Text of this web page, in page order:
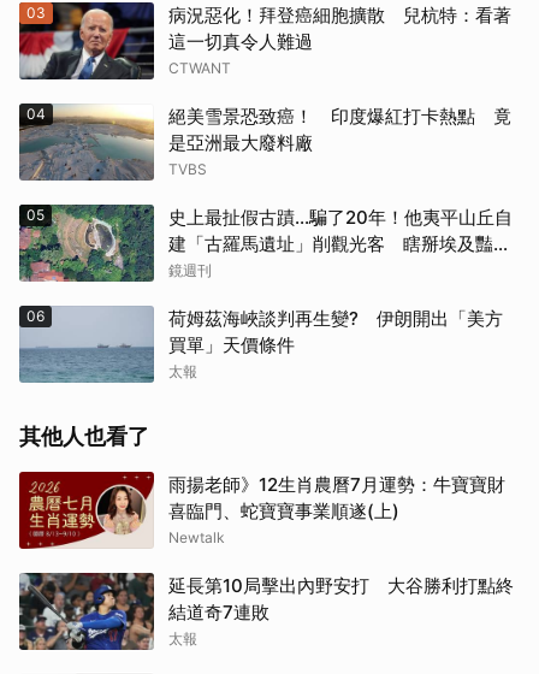
03
病況惡化！拜登癌細胞擴散 兒杭特：看著
這一切真令人難過
CTWANT
04
絕美雪景恐致癌！ 印度爆紅打卡熱點 竟
是亞洲最大廢料廠
TVBS
05
史上最扯假古蹟...騙了20年！他夷平山丘自
建「古羅馬遺址」削觀光客 瞎掰埃及豔
后、茱麗葉來過
鏡週刊
06
荷姆茲海峽談判再生變? 伊朗開出「美方
買單」天價條件
太報
其他人也看了
雨揚老師》12生肖農曆7月運勢：牛寶寶財
喜臨門、蛇寶寶事業順遂(上)
Newtalk
延長第10局擊出內野安打 大谷勝利打點終
結道奇7連敗
太報